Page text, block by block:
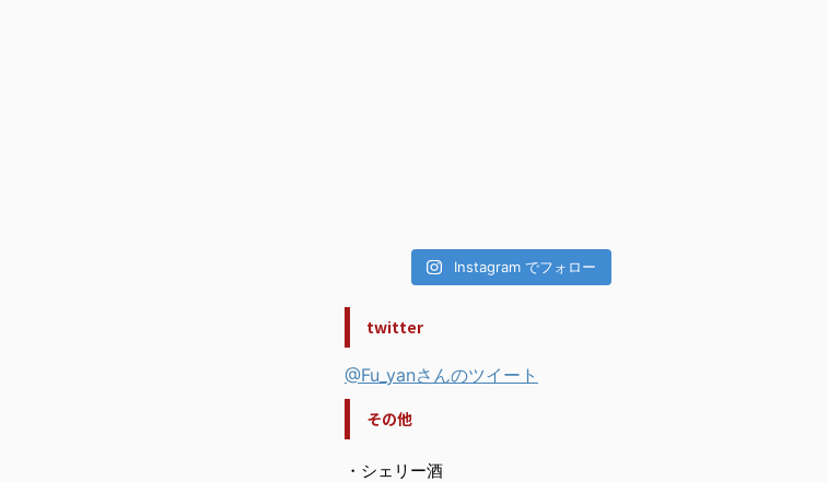
Instagram でフォロー
twitter
@Fu_yanさんのツイート
その他
・シェリー酒